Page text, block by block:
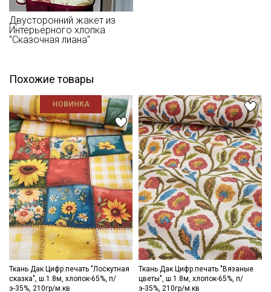
Двусторонний жакет из
Интерьерного хлопка
"Сказочная лиана"
Похожие товары
НОВИНКА
Ткань Дак Цифр.печать "Лоскутная
сказка", ш.1.8м, хлопок-65%, п/
э-35%, 210гр/м.кв
Ткань Дак Цифр.печать "Вязаные
цветы", ш.1.8м, хлопок-65%, п/
э-35%, 210гр/м.кв
Секретная рассылка от Купава